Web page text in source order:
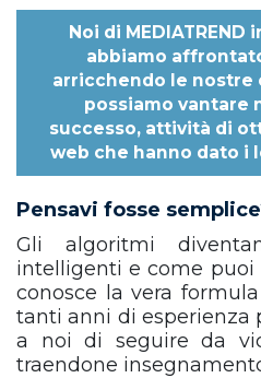
Noi di MEDIATREND
abbiamo
arricchendo le nostre
possiamo vantare
successo, attività di
web che hanno dato i
Pensavi fosse
Gli algoritmi
intelligenti e come puoi
conosce la vera
tanti anni di esperienza
a noi di seguire da
traendone